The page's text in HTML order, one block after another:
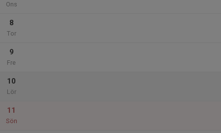
Ons
8
Tor
9
Fre
10
Lör
11
Sön